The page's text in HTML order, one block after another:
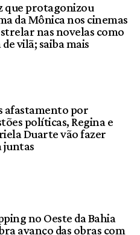
que protagonizou
da Mônica nos cinemas
nas novelas como
vilã; saiba mais
afastamento por
políticas, Regina e
Duarte vão fazer
juntas
no Oeste da Bahia
avanço das obras com